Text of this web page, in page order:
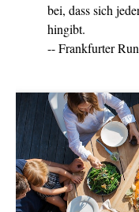
bei, dass sich
hingibt.
-- Frankfurter